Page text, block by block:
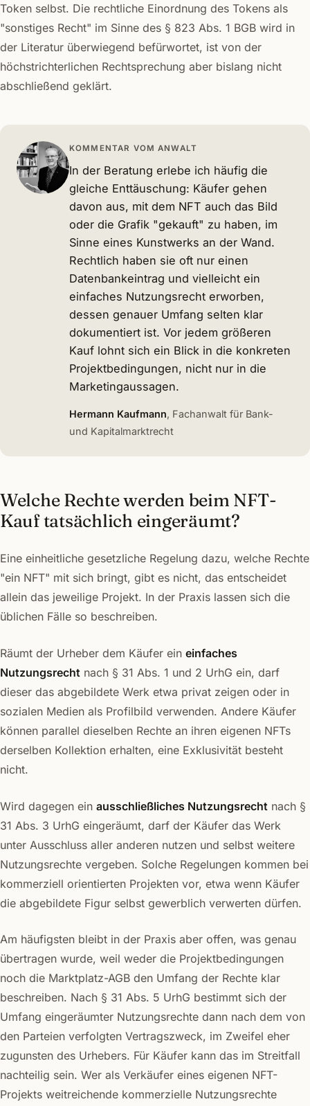
Token selbst. Die rechtliche Einordnung des Tokens als
"sonstiges Recht" im Sinne des § 823 Abs. 1 BGB wird in
der Literatur überwiegend befürwortet, ist von der
höchstrichterlichen Rechtsprechung aber bislang nicht
abschließend geklärt.
KOMMENTAR VOM ANWALT
In der Beratung erlebe ich häufig die
gleiche Enttäuschung: Käufer gehen
davon aus, mit dem NFT auch das Bild
oder die Grafik "gekauft" zu haben, im
Sinne eines Kunstwerks an der Wand.
Rechtlich haben sie oft nur einen
Datenbankeintrag und vielleicht ein
einfaches Nutzungsrecht erworben,
dessen genauer Umfang selten klar
dokumentiert ist. Vor jedem größeren
Kauf lohnt sich ein Blick in die konkreten
Projektbedingungen, nicht nur in die
Marketingaussagen.
Hermann Kaufmann, Fachanwalt für Bank-
und Kapitalmarktrecht
Welche Rechte werden beim NFT-
Kauf tatsächlich eingeräumt?
Eine einheitliche gesetzliche Regelung dazu, welche Rechte
"ein NFT" mit sich bringt, gibt es nicht, das entscheidet
allein das jeweilige Projekt. In der Praxis lassen sich die
üblichen Fälle so beschreiben.
Räumt der Urheber dem Käufer ein einfaches
Nutzungsrecht nach § 31 Abs. 1 und 2 UrhG ein, darf
dieser das abgebildete Werk etwa privat zeigen oder in
sozialen Medien als Profilbild verwenden. Andere Käufer
können parallel dieselben Rechte an ihren eigenen NFTs
derselben Kollektion erhalten, eine Exklusivität besteht
nicht.
Wird dagegen ein ausschließliches Nutzungsrecht nach §
31 Abs. 3 UrhG eingeräumt, darf der Käufer das Werk
unter Ausschluss aller anderen nutzen und selbst weitere
Nutzungsrechte vergeben. Solche Regelungen kommen bei
kommerziell orientierten Projekten vor, etwa wenn Käufer
die abgebildete Figur selbst gewerblich verwerten dürfen.
Am häufigsten bleibt in der Praxis aber offen, was genau
übertragen wurde, weil weder die Projektbedingungen
noch die Marktplatz-AGB den Umfang der Rechte klar
beschreiben. Nach § 31 Abs. 5 UrhG bestimmt sich der
Umfang eingeräumter Nutzungsrechte dann nach dem von
den Parteien verfolgten Vertragszweck, im Zweifel eher
zugunsten des Urhebers. Für Käufer kann das im Streitfall
nachteilig sein. Wer als Verkäufer eines eigenen NFT-
Projekts weitreichende kommerzielle Nutzungsrechte